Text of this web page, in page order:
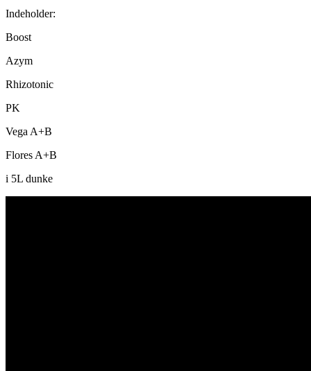
Indeholder:
Boost
Azym
Rhizotonic
PK
Vega A+B
Flores A+B
i 5L dunke